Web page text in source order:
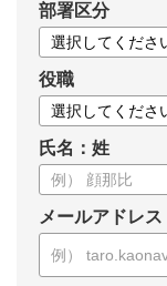
部署区分
役職
氏名：姓
メールアドレス